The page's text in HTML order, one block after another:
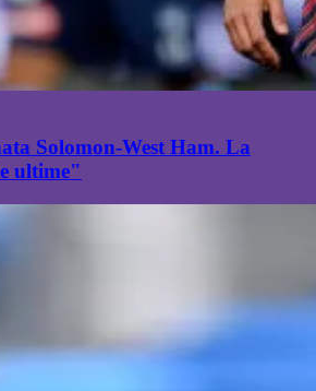
Solomon-West Ham. La
ultime"